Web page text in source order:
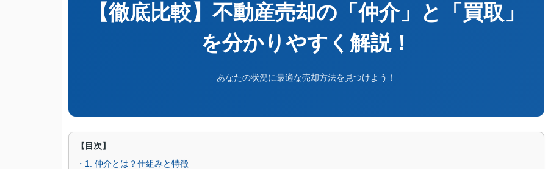
【徹底比較】不動産売却の「仲介」と「買取」
を分かりやすく解説！
あなたの状況に最適な売却方法を見つけよう！
【目次】
・1. 仲介とは？仕組みと特徴